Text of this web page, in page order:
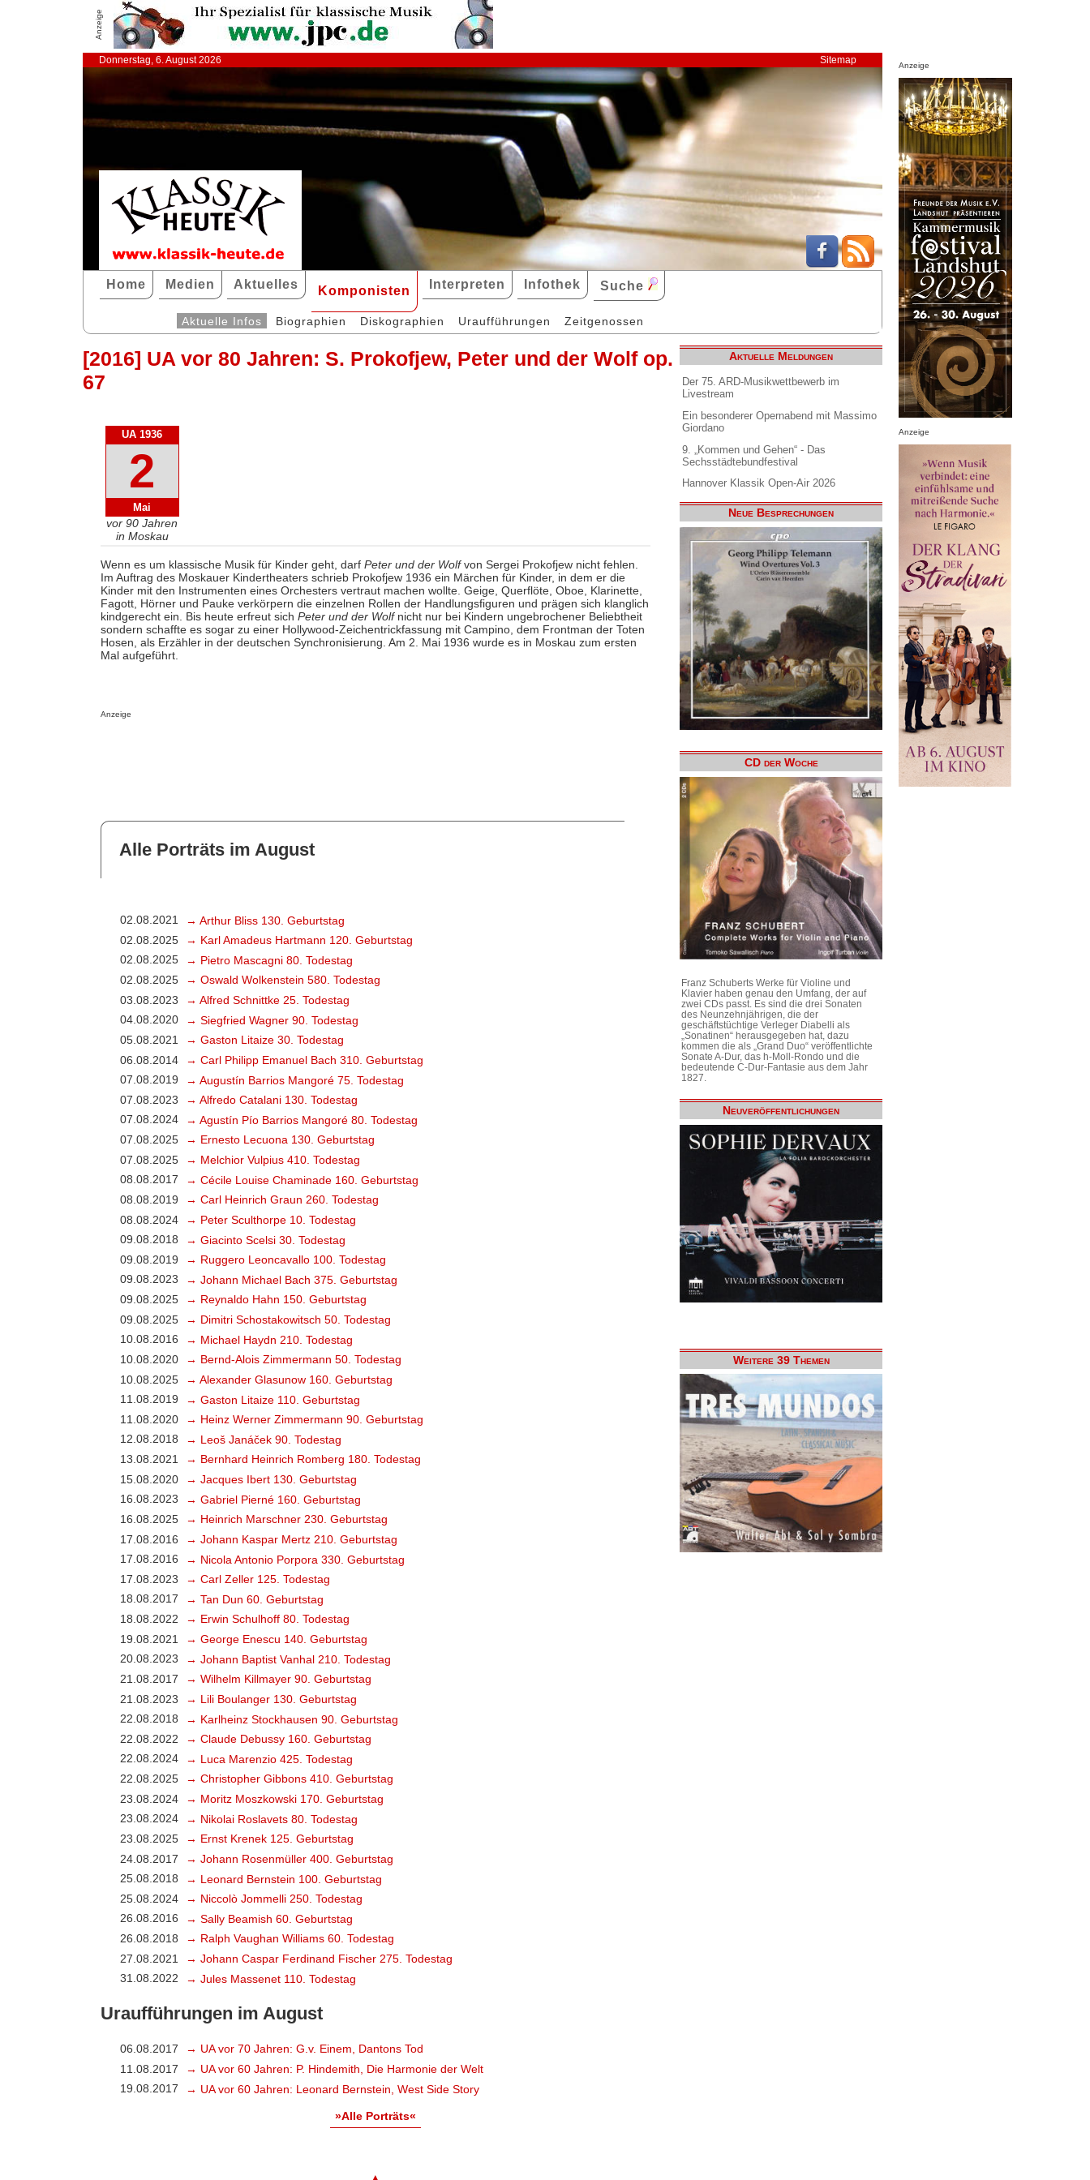
Anzeige
Donnerstag, 6. August 2026 Sitemap
Home Medien Aktuelles Komponisten Interpreten Infothek Suche
Aktuelle Infos Biographien Diskographien Uraufführungen Zeitgenossen
[2016] UA vor 80 Jahren: S. Prokofjew, Peter und der Wolf op.
67
UA 1936
2
Mai
vor 90 Jahren
in Moskau
Wenn es um klassische Musik für Kinder geht, darf Peter und der Wolfvon Sergei Prokofjew nicht fehlen.
Im Auftrag des Moskauer Kindertheaters schrieb Prokofjew 1936 ein Märchen für Kinder, in dem er die
Kinder mit den Instrumenten eines Orchesters vertraut machen wollte. Geige, Querflöte, Oboe, Klarinette,
Fagott, Hörner und Pauke verkörpern die einzelnen Rollen der Handlungsfiguren und prägen sich klanglich
kindgerecht ein. Bis heute erfreut sich Peter und der Wolfnicht nur bei Kindern ungebrochener Beliebtheit
sondern schaffte es sogar zu einer Hollywood-Zeichentrickfassung mit Campino, dem Frontman der Toten
Hosen, als Erzähler in der deutschen Synchronisierung. Am 2. Mai 1936 wurde es in Moskau zum ersten
Mal aufgeführt.
Anzeige
Alle Porträts im August
02.08.2021
→ Arthur Bliss 130. Geburtstag
02.08.2025
→ Karl Amadeus Hartmann 120. Geburtstag
02.08.2025
→ Pietro Mascagni 80. Todestag
02.08.2025
→ Oswald Wolkenstein 580. Todestag
03.08.2023
→ Alfred Schnittke 25. Todestag
04.08.2020
→ Siegfried Wagner 90. Todestag
05.08.2021
→ Gaston Litaize 30. Todestag
06.08.2014
→ Carl Philipp Emanuel Bach 310. Geburtstag
07.08.2019
→ Augustín Barrios Mangoré 75. Todestag
07.08.2023
→ Alfredo Catalani 130. Todestag
07.08.2024
→ Agustín Pío Barrios Mangoré 80. Todestag
07.08.2025
→ Ernesto Lecuona 130. Geburtstag
07.08.2025
→ Melchior Vulpius 410. Todestag
08.08.2017
→ Cécile Louise Chaminade 160. Geburtstag
08.08.2019
→ Carl Heinrich Graun 260. Todestag
08.08.2024
→ Peter Sculthorpe 10. Todestag
09.08.2018
→ Giacinto Scelsi 30. Todestag
09.08.2019
→ Ruggero Leoncavallo 100. Todestag
09.08.2023
→ Johann Michael Bach 375. Geburtstag
09.08.2025
→ Reynaldo Hahn 150. Geburtstag
09.08.2025
→ Dimitri Schostakowitsch 50. Todestag
10.08.2016
→ Michael Haydn 210. Todestag
10.08.2020
→ Bernd-Alois Zimmermann 50. Todestag
10.08.2025
→ Alexander Glasunow 160. Geburtstag
11.08.2019
→ Gaston Litaize 110. Geburtstag
11.08.2020
→ Heinz Werner Zimmermann 90. Geburtstag
12.08.2018
→ Leoš Janáček 90. Todestag
13.08.2021
→ Bernhard Heinrich Romberg 180. Todestag
15.08.2020
→ Jacques Ibert 130. Geburtstag
16.08.2023
→ Gabriel Pierné 160. Geburtstag
16.08.2025
→ Heinrich Marschner 230. Geburtstag
17.08.2016
→ Johann Kaspar Mertz 210. Geburtstag
17.08.2016
→ Nicola Antonio Porpora 330. Geburtstag
17.08.2023
→ Carl Zeller 125. Todestag
18.08.2017
→ Tan Dun 60. Geburtstag
18.08.2022
→ Erwin Schulhoff 80. Todestag
19.08.2021
→ George Enescu 140. Geburtstag
20.08.2023
→ Johann Baptist Vanhal 210. Todestag
21.08.2017
→ Wilhelm Killmayer 90. Geburtstag
21.08.2023
→ Lili Boulanger 130. Geburtstag
22.08.2018
→ Karlheinz Stockhausen 90. Geburtstag
22.08.2022
→ Claude Debussy 160. Geburtstag
22.08.2024
→ Luca Marenzio 425. Todestag
22.08.2025
→ Christopher Gibbons 410. Geburtstag
23.08.2024
→ Moritz Moszkowski 170. Geburtstag
23.08.2024
→ Nikolai Roslavets 80. Todestag
23.08.2025
→ Ernst Krenek 125. Geburtstag
24.08.2017
→ Johann Rosenmüller 400. Geburtstag
25.08.2018
→ Leonard Bernstein 100. Geburtstag
25.08.2024
→ Niccolò Jommelli 250. Todestag
26.08.2016
→ Sally Beamish 60. Geburtstag
26.08.2018
→ Ralph Vaughan Williams 60. Todestag
27.08.2021
→ Johann Caspar Ferdinand Fischer 275. Todestag
31.08.2022
→ Jules Massenet 110. Todestag
Uraufführungen im August
06.08.2017
→ UA vor 70 Jahren: G.v. Einem, Dantons Tod
11.08.2017
→ UA vor 60 Jahren: P. Hindemith, Die Harmonie der Welt
19.08.2017
→ UA vor 60 Jahren: Leonard Bernstein, West Side Story
»Alle Porträts«
Aktuelle Meldungen
Der 75. ARD-Musikwettbewerb im
Livestream
Ein besonderer Opernabend mit Massimo
Giordano
9. „Kommen und Gehen“ - Das
Sechsstädtebundfestival
Hannover Klassik Open-Air 2026
Neue Besprechungen
CD der Woche
Franz Schuberts Werke für Violine und
Klavier haben genau den Umfang, der auf
zwei CDs passt. Es sind die drei Sonaten
des Neunzehnjährigen, die der
geschäftstüchtige Verleger Diabelli als
„Sonatinen“ herausgegeben hat, dazu
kommen die als „Grand Duo“ veröffentlichte
Sonate A-Dur, das h-Moll-Rondo und die
bedeutende C-Dur-Fantasie aus dem Jahr
1827.
Neuveröffentlichungen
Weitere 39 Themen
Anzeige
Anzeige